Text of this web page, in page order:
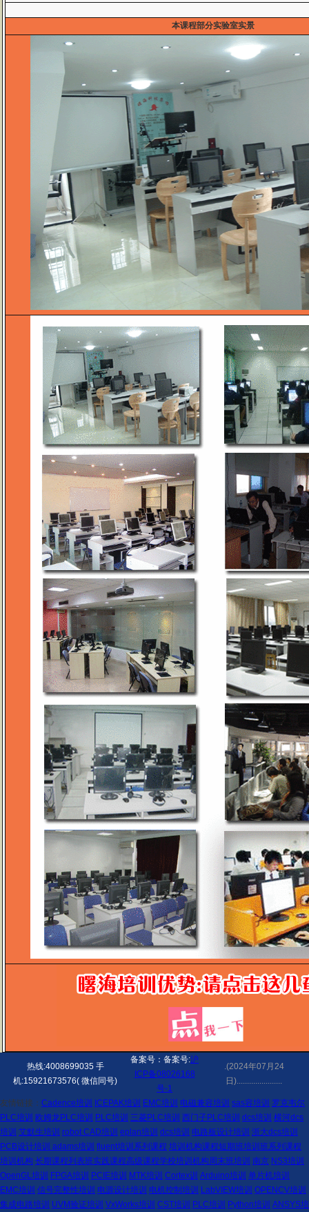
本课程部分实验室实景
热线:4008699035 手
机:15921673576( 微信同号)
备案号：备案号:沪
ICP备08026168
号-1
.(2024年07月24
日)......................
友情链接： Cadence培训 ICEPAK培训 EMC培训 电磁兼容培训 sas容培训 罗克韦尔
PLC培训 欧姆龙PLC培训 PLC培训 三菱PLC培训 西门子PLC培训 dcs培训 横河dcs
培训 艾默生培训 robot CAD培训 eplan培训 dcs培训 电路板设计培训 浙大dcs培训
PCB设计培训 adams培训 fluent培训 系列课程 培训机构课程短期班培训 班系列课程
培训 机构 长期课程列表班实践课程高级课程学校培训 机构周末班培训 南京 NS3培训
OpenGL培训
FPGA培训 PCIE培训 MTK培训 Cortex训 Arduino培训 单片机培训
EMC培训 信号完整性培训 电源设计培训 电机控制培训 LabVIEW培训 OPENCV培训
集成电路培训 UVM验证培训 VxWorks培训 CST培训 PLC培训 Python培训 ANSYS培